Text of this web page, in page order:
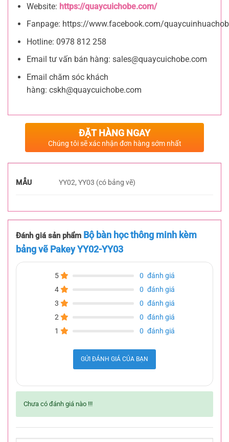
Website: https://quaycuichobe.com/
Fanpage: https://www.facebook.com/
Hotline: 0978 812 258
Email tư vấn bán hàng: sales@quaycuichobe.com
Email chăm sóc khách
hàng: cskh@quaycuichobe.com
ĐẶT HÀNG NGAY
Chúng tôi sẽ xác nhận đơn hàng sớm nhất
MẪU YY02, YY03 (có bảng vẽ)
Đánh giá sản phẩm Bộ bàn học thông minh kèm
bảng vẽ Pakey YY02-YY03
5 0 đánh giá
4
0 đánh giá
3
0 đánh giá
2
0 đánh giá
1
0 đánh giá
GỬI ĐÁNH GIÁ CỦA BẠN
Chưa có đánh giá nào !!!